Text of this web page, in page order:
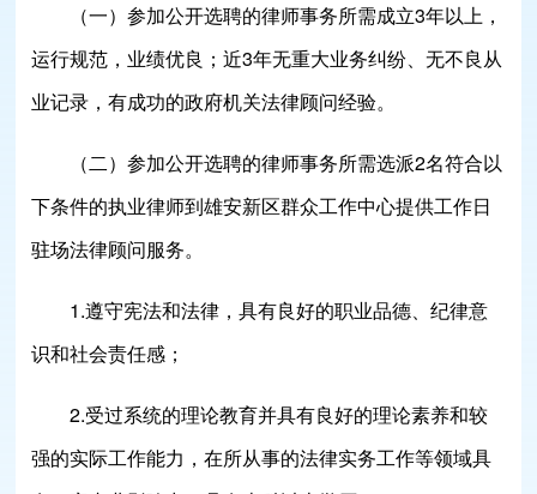
（一）参加公开选聘的律师事务所需成立3年以上，
运行规范，业绩优良；近3年无重大业务纠纷、无不良从
业记录，有成功的政府机关法律顾问经验。
（二）参加公开选聘的律师事务所需选派2名符合以
下条件的执业律师到雄安新区群众工作中心提供工作日
驻场法律顾问服务。
1.遵守宪法和法律，具有良好的职业品德、纪律意
识和社会责任感；
2.受过系统的理论教育并具有良好的理论素养和较
强的实际工作能力，在所从事的法律实务工作等领域具